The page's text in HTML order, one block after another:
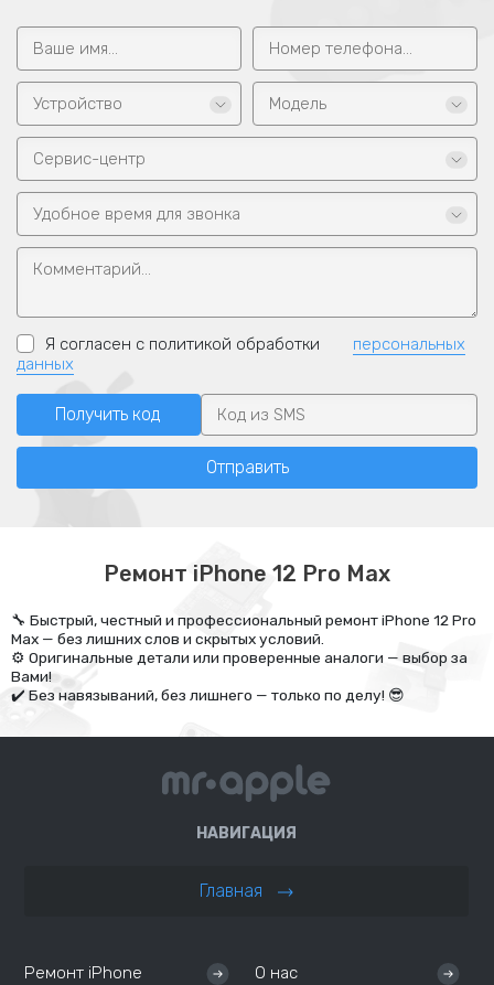
Устройство Модель
Сервис-центр
Удобное время для звонка
Я согласен с политикой обработки
персональных
данных
Получить код
Отправить
Ремонт iPhone 12 Pro Max
🔧 Быстрый, честный и профессиональный ремонт iPhone 12 Pro
Max — без лишних слов и скрытых условий.
⚙️ Оригинальные детали или проверенные аналоги — выбор за
Вами!
✔️ Без навязываний, без лишнего — только по делу! 😎
НАВИГАЦИЯ
Главная
Ремонт iPhone О нас